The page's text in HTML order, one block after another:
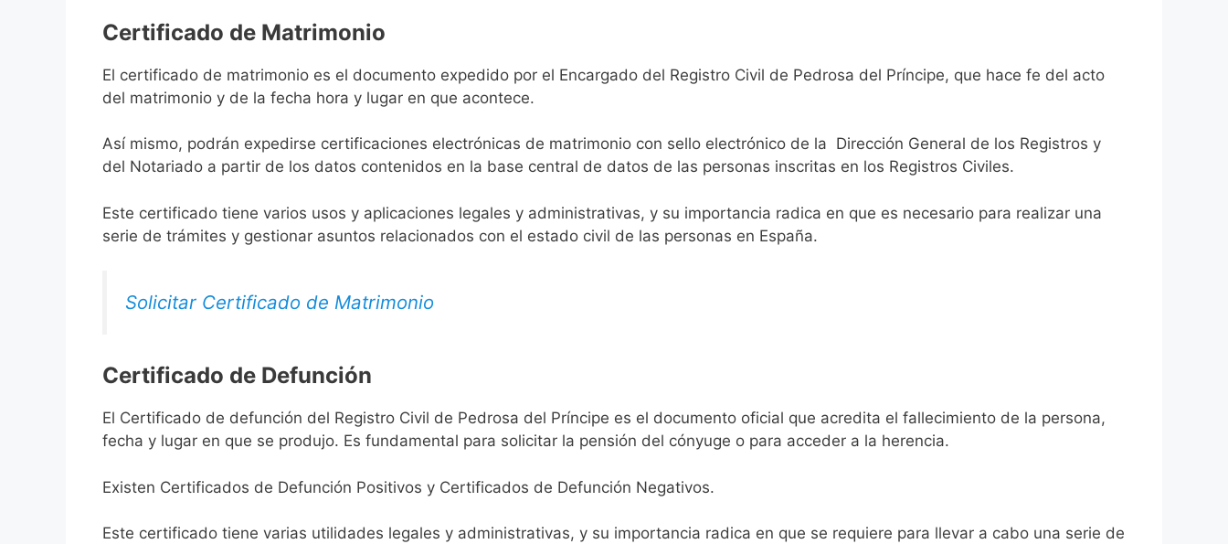
Certificado de Matrimonio
El certificado de matrimonio es el documento expedido por el Encargado del Registro Civil de Pedrosa del Príncipe, que hace fe del acto
del matrimonio y de la fecha hora y lugar en que acontece.
Así mismo, podrán expedirse certificaciones electrónicas de matrimonio con sello electrónico de la Dirección General de los Registros y
del Notariado a partir de los datos contenidos en la base central de datos de las personas inscritas en los Registros Civiles.
Este certificado tiene varios usos y aplicaciones legales y administrativas, y su importancia radica en que es necesario para realizar una
serie de trámites y gestionar asuntos relacionados con el estado civil de las personas en España.
Solicitar Certificado de Matrimonio
Certificado de Defunción
El Certificado de defunción del Registro Civil de Pedrosa del Príncipe es el documento oficial que acredita el fallecimiento de la persona,
fecha y lugar en que se produjo. Es fundamental para solicitar la pensión del cónyuge o para acceder a la herencia.
Existen Certificados de Defunción Positivos y Certificados de Defunción Negativos.
Este certificado tiene varias utilidades legales y administrativas, y su importancia radica en que se requiere para llevar a cabo una serie de